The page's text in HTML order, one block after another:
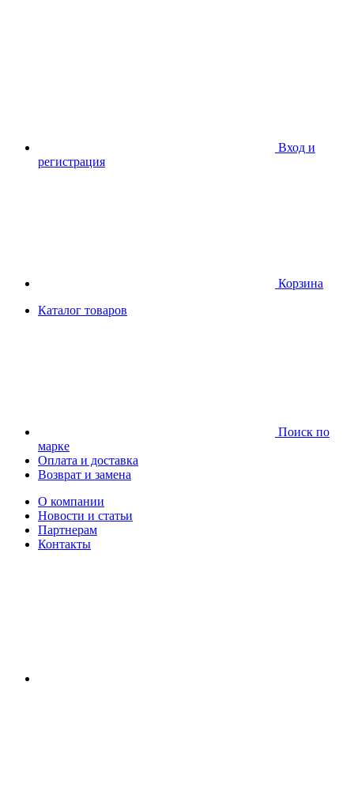
Вход и
регистрация
Корзина
Каталог товаров
Поиск по
марке
Оплата и доставка
Возврат и замена
О компании
Новости и статьи
Партнерам
Контакты